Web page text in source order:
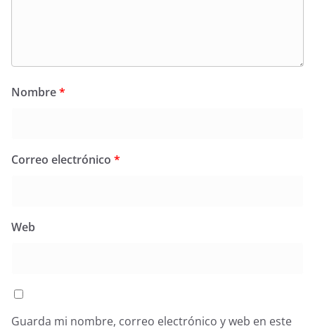
Nombre*
Correo electrónico *
Web
Guarda mi nombre, correo electrónico y web en este